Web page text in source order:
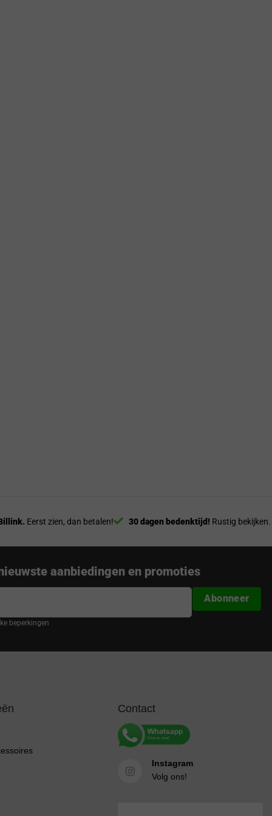
Eerst zien, dan betalen! 30 dagen bedenktijd! Rustig bekijken.
aanbiedingen en promoties
beperkingen
Abonneer
Contact
Instagram
Volg ons!